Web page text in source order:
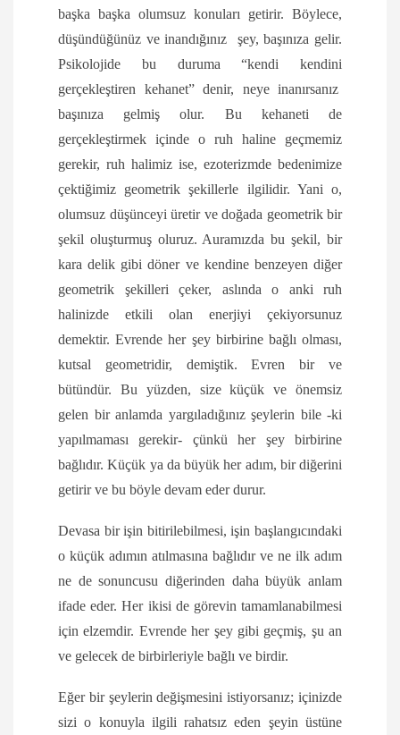
başka başka olumsuz konuları getirir. Böylece,
düşündüğünüz ve inandığınız şey, başınıza gelir.
Psikolojide bu duruma “kendi kendini
gerçekleştiren kehanet” denir, neye inanırsanız
başınıza gelmiş olur. Bu kehaneti de
gerçekleştirmek içinde o ruh haline geçmemiz
gerekir, ruh halimiz ise, ezoterizmde bedenimize
çektiğimiz geometrik şekillerle ilgilidir. Yani o,
olumsuz düşünceyi üretir ve doğada geometrik bir
şekil oluşturmuş oluruz. Auramızda bu şekil, bir
kara delik gibi döner ve kendine benzeyen diğer
geometrik şekilleri çeker, aslında o anki ruh
halinizde etkili olan enerjiyi çekiyorsunuz
demektir. Evrende her şey birbirine bağlı olması,
kutsal geometridir, demiştik. Evren bir ve
bütündür. Bu yüzden, size küçük ve önemsiz
gelen bir anlamda yargıladığınız şeylerin bile -ki
yapılmaması gerekir- çünkü her şey birbirine
bağlıdır. Küçük ya da büyük her adım, bir diğerini
getirir ve bu böyle devam eder durur.
Devasa bir işin bitirilebilmesi, işin başlangıcındaki
o küçük adımın atılmasına bağlıdır ve ne ilk adım
ne de sonuncusu diğerinden daha büyük anlam
ifade eder. Her ikisi de görevin tamamlanabilmesi
için elzemdir. Evrende her şey gibi geçmiş, şu an
ve gelecek de birbirleriyle bağlı ve birdir.
Eğer bir şeylerin değişmesini istiyorsanız; içinizde
sizi o konuyla ilgili rahatsız eden şeyin üstüne